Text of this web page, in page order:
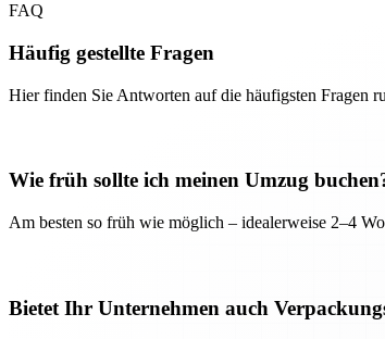
FAQ
Häufig gestellte Fragen
Hier finden Sie Antworten auf die häufigsten Fragen
Wie früh sollte ich meinen Umzug
Am besten so früh wie möglich – idealerweise 2–4
Bietet Ihr Unternehmen auch